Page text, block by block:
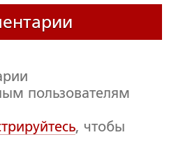
пользователям
, чтобы